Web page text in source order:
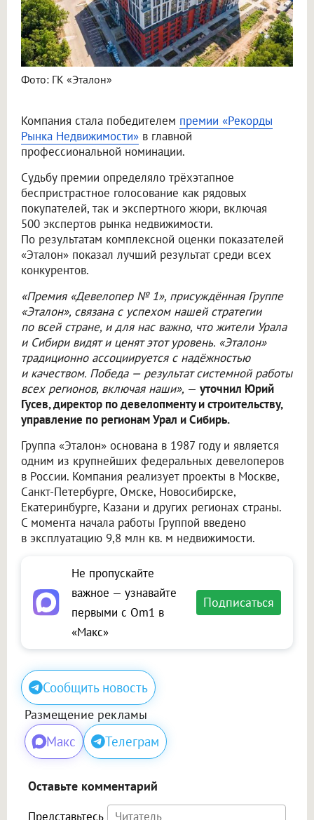
Фото: ГК «Эталон»
Компания стала победителем премии «Рекорды
Рынка Недвижимости» в главной
профессиональной номинации.
Судьбу премии определяло трёхэтапное
беспристрастное голосование как рядовых
покупателей, так и экспертного жюри, включая
500 экспертов рынка недвижимости.
По результатам комплексной оценки показателей
«Эталон» показал лучший результат среди всех
конкурентов.
«Премия «Девелопер № 1», присуждённая Группе
«Эталон», связана с успехом нашей стратегии
по всей стране, и для нас важно, что жители Урала
и Сибири видят и ценят этот уровень. «Эталон»
традиционно ассоциируется с надёжностью
и качеством. Победа — результат системной работы
всех регионов, включая наши», — уточнил Юрий
Гусев, директор по девелопменту и строительству,
управление по регионам Урал и Сибирь.
Группа «Эталон» основана в 1987 году и является
одним из крупнейших федеральных девелоперов
в России. Компания реализует проекты в Москве,
Санкт-Петербурге, Омске, Новосибирске,
Екатеринбурге, Казани и других регионах страны.
С момента начала работы Группой введено
в эксплуатацию 9,8 млн кв. м недвижимости.
Не пропускайте
важное — узнавайте
первыми с Om1 в
«Макс»
Подписаться
Сообщить новость
Размещение рекламы
Макс Телеграм
Оставьте комментарий
Представьтесь